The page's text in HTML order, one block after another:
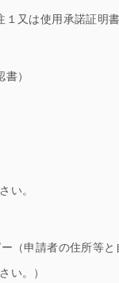
１又は使用承諾証明書
）
い。
（申請者の住所等
い。）